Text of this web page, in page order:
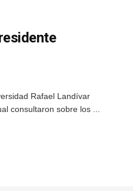
Rafael Landívar
consultaron sobre los ...